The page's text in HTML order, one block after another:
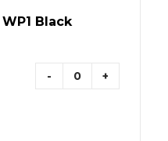
Black
- +